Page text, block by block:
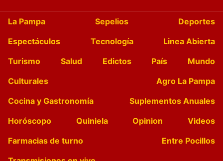
La Pampa Sepelios
Deportes
Espectáculos
Tecnología
Linea Abierta
Turismo
Salud Edictos País
Mundo
Culturales
Agro La Pampa
Cocina y Gastronomía
Suplementos Anuales
Horóscopo
Quiniela Opinion
Videos
Farmacias de turno
Entre Pocillos